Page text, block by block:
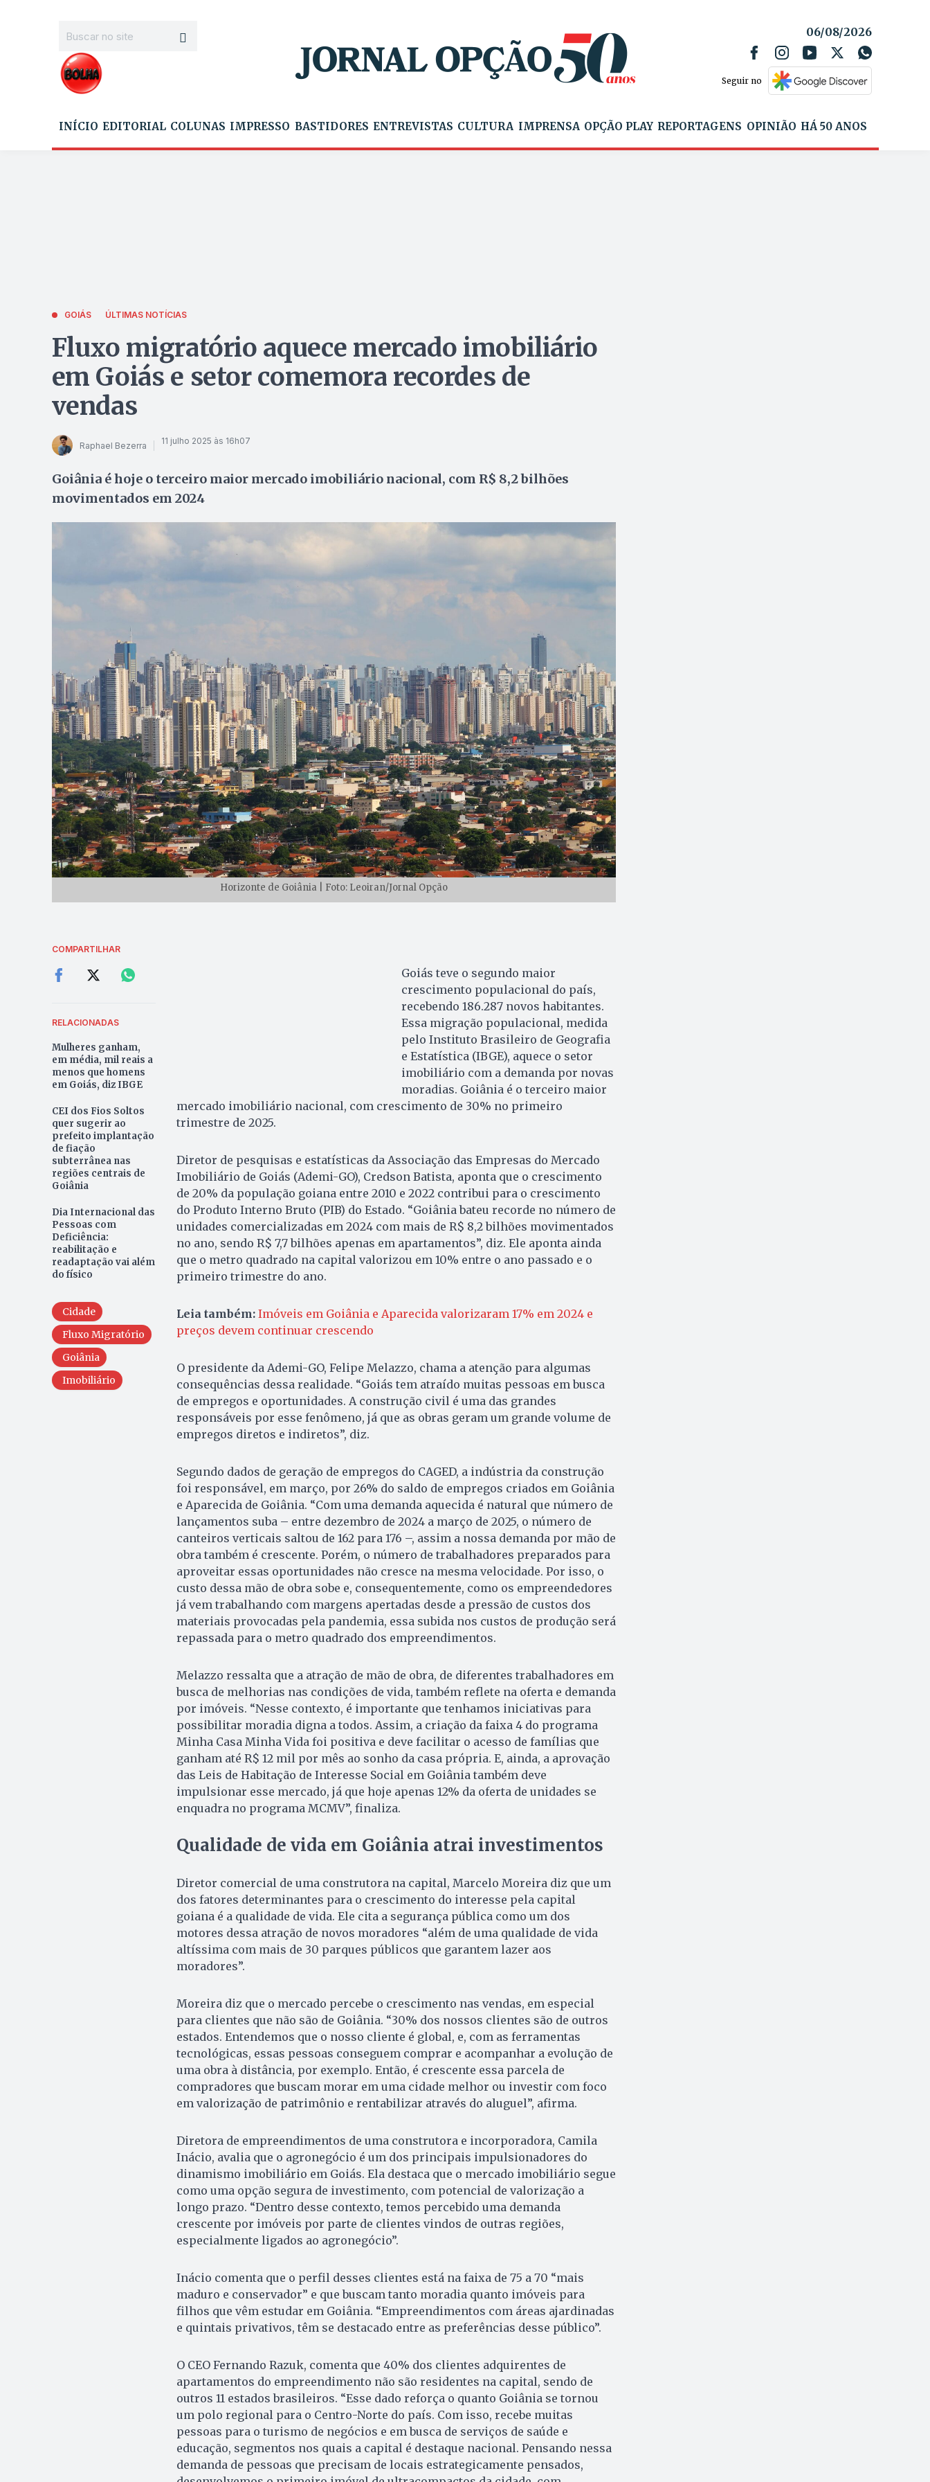
06/08/2026
Seguir no
INÍCIO EDITORIAL COLUNAS IMPRESSO BASTIDORES ENTREVISTAS CULTURA IMPRENSA OPÇÃO PLAY REPORTAGENS OPINIÃO HÁ 50 ANOS
GOIÁS ÚLTIMAS NOTÍCIAS
Fluxo migratório aquece mercado imobiliário
em Goiás e setor comemora recordes de
vendas
Raphael Bezerra 11 julho 2025 às 16h07
Goiânia é hoje o terceiro maior mercado imobiliário nacional, com R$ 8,2 bilhões
movimentados em 2024
Horizonte de Goiânia | Foto: Leoiran/Jornal Opção
COMPARTILHAR
RELACIONADAS
Mulheres ganham,
em média, mil reais a
menos que homens
em Goiás, diz IBGE
CEI dos Fios Soltos
quer sugerir ao
prefeito implantação
de fiação
subterrânea nas
regiões centrais de
Goiânia
Dia Internacional das
Pessoas com
Deficiência:
reabilitação e
readaptação vai além
do físico
Cidade
Fluxo Migratório
Goiânia
Imobiliário
Goiás teve o segundo maior
crescimento populacional do país,
recebendo 186.287 novos habitantes.
Essa migração populacional, medida
pelo Instituto Brasileiro de Geografia
e Estatística (IBGE), aquece o setor
imobiliário com a demanda por novas
moradias. Goiânia é o terceiro maior
mercado imobiliário nacional, com crescimento de 30% no primeiro
trimestre de 2025.
Diretor de pesquisas e estatísticas da Associação das Empresas do Mercado
Imobiliário de Goiás (Ademi-GO), Credson Batista, aponta que o crescimento
de 20% da população goiana entre 2010 e 2022 contribui para o crescimento
do Produto Interno Bruto (PIB) do Estado. “Goiânia bateu recorde no número de
unidades comercializadas em 2024 com mais de R$ 8,2 bilhões movimentados
no ano, sendo R$ 7,7 bilhões apenas em apartamentos”, diz. Ele aponta ainda
que o metro quadrado na capital valorizou em 10% entre o ano passado e o
primeiro trimestre do ano.
Leia também: Imóveis em Goiânia e Aparecida valorizaram 17% em 2024 e
preços devem continuar crescendo
O presidente da Ademi-GO, Felipe Melazzo, chama a atenção para algumas
consequências dessa realidade. “Goiás tem atraído muitas pessoas em busca
de empregos e oportunidades. A construção civil é uma das grandes
responsáveis por esse fenômeno, já que as obras geram um grande volume de
empregos diretos e indiretos”, diz.
Segundo dados de geração de empregos do CAGED, a indústria da construção
foi responsável, em março, por 26% do saldo de empregos criados em Goiânia
e Aparecida de Goiânia. “Com uma demanda aquecida é natural que número de
lançamentos suba – entre dezembro de 2024 a março de 2025, o número de
canteiros verticais saltou de 162 para 176 –, assim a nossa demanda por mão de
obra também é crescente. Porém, o número de trabalhadores preparados para
aproveitar essas oportunidades não cresce na mesma velocidade. Por isso, o
custo dessa mão de obra sobe e, consequentemente, como os empreendedores
já vem trabalhando com margens apertadas desde a pressão de custos dos
materiais provocadas pela pandemia, essa subida nos custos de produção será
repassada para o metro quadrado dos empreendimentos.
Melazzo ressalta que a atração de mão de obra, de diferentes trabalhadores em
busca de melhorias nas condições de vida, também reflete na oferta e demanda
por imóveis. “Nesse contexto, é importante que tenhamos iniciativas para
possibilitar moradia digna a todos. Assim, a criação da faixa 4 do programa
Minha Casa Minha Vida foi positiva e deve facilitar o acesso de famílias que
ganham até R$ 12 mil por mês ao sonho da casa própria. E, ainda, a aprovação
das Leis de Habitação de Interesse Social em Goiânia também deve
impulsionar esse mercado, já que hoje apenas 12% da oferta de unidades se
enquadra no programa MCMV”, finaliza.
Qualidade de vida em Goiânia atrai investimentos
Diretor comercial de uma construtora na capital, Marcelo Moreira diz que um
dos fatores determinantes para o crescimento do interesse pela capital
goiana é a qualidade de vida. Ele cita a segurança pública como um dos
motores dessa atração de novos moradores “além de uma qualidade de vida
altíssima com mais de 30 parques públicos que garantem lazer aos
moradores”.
Moreira diz que o mercado percebe o crescimento nas vendas, em especial
para clientes que não são de Goiânia. “30% dos nossos clientes são de outros
estados. Entendemos que o nosso cliente é global, e, com as ferramentas
tecnológicas, essas pessoas conseguem comprar e acompanhar a evolução de
uma obra à distância, por exemplo. Então, é crescente essa parcela de
compradores que buscam morar em uma cidade melhor ou investir com foco
em valorização de patrimônio e rentabilizar através do aluguel”, afirma.
Diretora de empreendimentos de uma construtora e incorporadora, Camila
Inácio, avalia que o agronegócio é um dos principais impulsionadores do
dinamismo imobiliário em Goiás. Ela destaca que o mercado imobiliário segue
como uma opção segura de investimento, com potencial de valorização a
longo prazo. “Dentro desse contexto, temos percebido uma demanda
crescente por imóveis por parte de clientes vindos de outras regiões,
especialmente ligados ao agronegócio”.
Inácio comenta que o perfil desses clientes está na faixa de 75 a 70 “mais
maduro e conservador” e que buscam tanto moradia quanto imóveis para
filhos que vêm estudar em Goiânia. “Empreendimentos com áreas ajardinadas
e quintais privativos, têm se destacado entre as preferências desse público”.
O CEO Fernando Razuk, comenta que 40% dos clientes adquirentes de
apartamentos do empreendimento não são residentes na capital, sendo de
outros 11 estados brasileiros. “Esse dado reforça o quanto Goiânia se tornou
um polo regional para o Centro-Norte do país. Com isso, recebe muitas
pessoas para o turismo de negócios e em busca de serviços de saúde e
educação, segmentos nos quais a capital é destaque nacional. Pensando nessa
demanda de pessoas que precisam de locais estrategicamente pensados,